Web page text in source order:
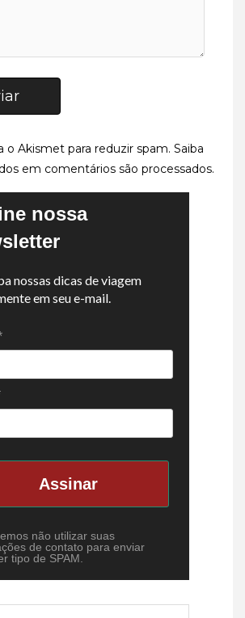
o Akismet para reduzir spam. Saiba
em comentários são processados.
nossa
nossas dicas de viagem
em seu e-mail.
Assinar
não utilizar suas
de contato para enviar
tipo de SPAM.